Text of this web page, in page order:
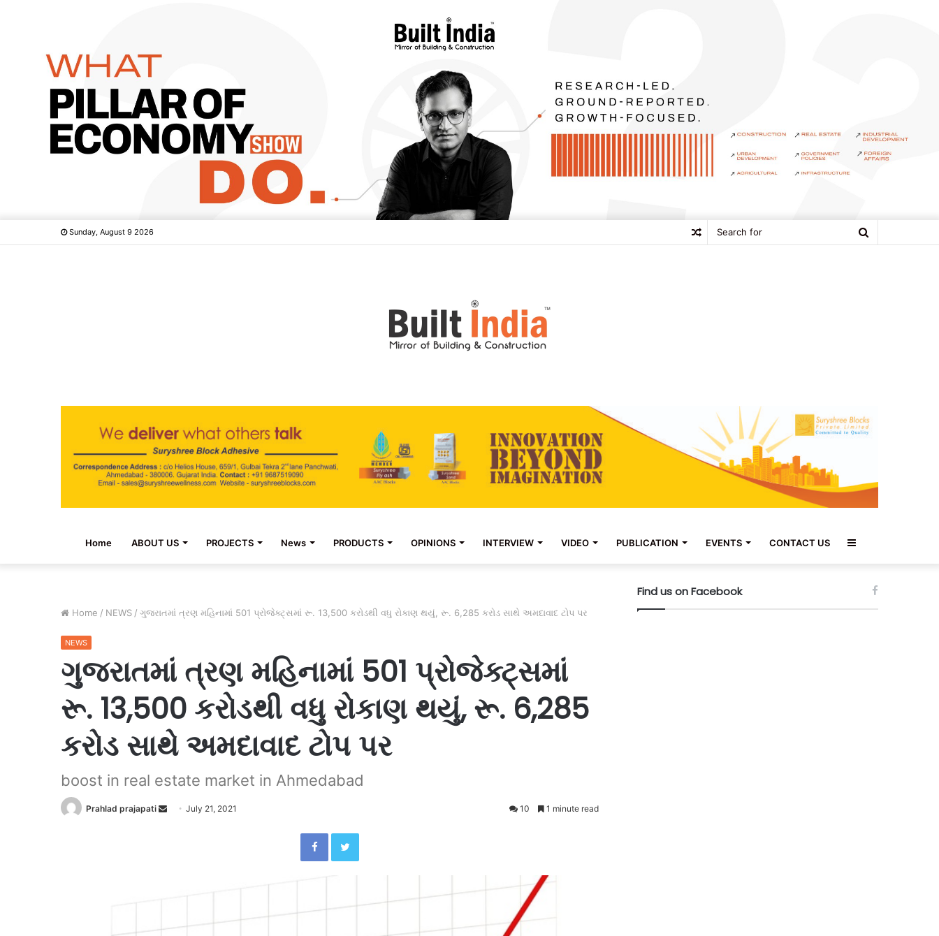
Sunday, August 9 2026 Random
Home ABOUT US PROJECTS News PRODUCTS OPINIONS INTERVIEW VIDEO PUBLICATION EVENTS CONTACT US Sidebar
Home / NEWS / ગુજરાતમાં ત્રણ મહિનામાં 501 પ્રોજેક્ટ્સમાં રૂ. 13,500 કરોડથી વધુ રોકાણ થયું, રૂ. 6,285 કરોડ સાથે અમદાવાદ ટોપ પર
NEWS
ગુજરાતમાં ત્રણ મહિનામાં 501 પ્રોજેક્ટ્સમાં
રૂ. 13,500 કરોડથી વધુ રોકાણ થયું, રૂ. 6,285
કરોડ સાથે અમદાવાદ ટોપ પર
boost in real estate market in Ahmedabad
Prahlad prajapati
SendJuly 21, 2021 10 1 minute read
FacebookTwitter
Find us on Facebook